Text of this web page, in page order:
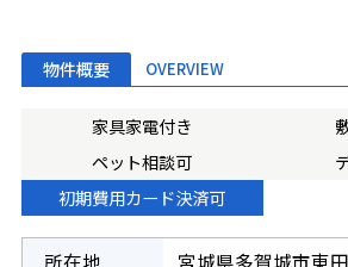
物件概要 OVERVIEW
家具家電付き
ペット相談可
初期費用カード決済可
所在地 宮城県多賀城市東